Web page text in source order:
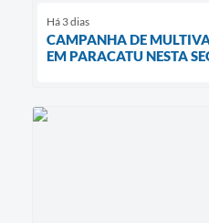
Há 3 dias
CAMPANHA DE
EM PARACATU NESTA